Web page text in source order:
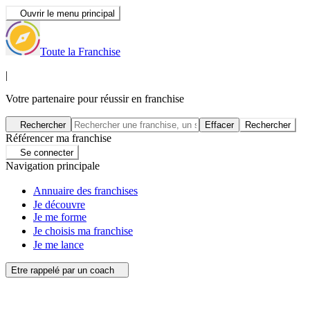
Ouvrir le menu principal
Toute la Franchise
|
Votre partenaire pour réussir en franchise
Rechercher Effacer Rechercher
Référencer ma franchise
Se connecter
Navigation principale
Annuaire des franchises
Je découvre
Je me forme
Je choisis ma franchise
Je me lance
Etre rappelé par un coach